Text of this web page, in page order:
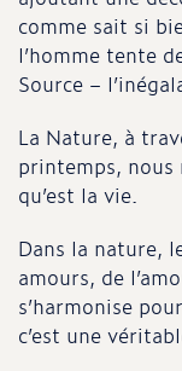
comme sait si
l’homme tente
Source –
La Nature, à
printemps, nous
qu’est la vie.
Dans la nature,
amours, de
s’harmonise
c’est une